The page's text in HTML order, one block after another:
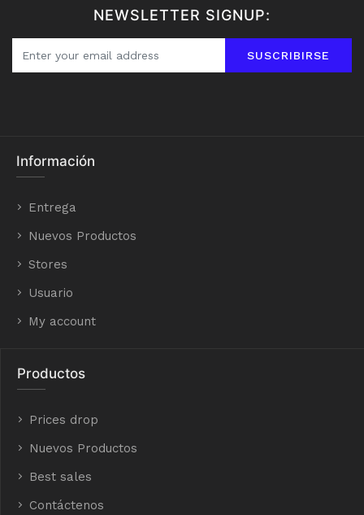
NEWSLETTER SIGNUP:
SUSCRIBIRSE
Información
Entrega
Nuevos Productos
Stores
Usuario
My account
Productos
Prices drop
Nuevos Productos
Best sales
Contáctenos